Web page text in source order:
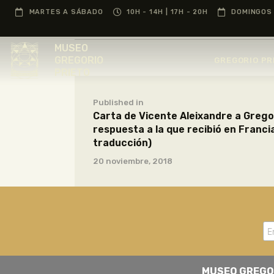
MARTES A SÁBADO 10H - 14H | 17H - 20H
MUSEO
Published in
Carta de Vicente Aleixandre a
respuesta a la que recibió en
traducción)
20 noviembre, 2018
MUSEO